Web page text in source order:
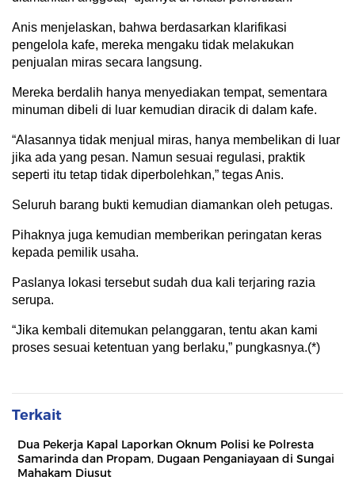
Anis menjelaskan, bahwa berdasarkan klarifikasi
pengelola kafe, mereka mengaku tidak melakukan
penjualan miras secara langsung.
Mereka berdalih hanya menyediakan tempat, sementara
minuman dibeli di luar kemudian diracik di dalam kafe.
“Alasannya tidak menjual miras, hanya membelikan di luar
jika ada yang pesan. Namun sesuai regulasi, praktik
seperti itu tetap tidak diperbolehkan,” tegas Anis.
Seluruh barang bukti kemudian diamankan oleh petugas.
Pihaknya juga kemudian memberikan peringatan keras
kepada pemilik usaha.
Paslanya lokasi tersebut sudah dua kali terjaring razia
serupa.
“Jika kembali ditemukan pelanggaran, tentu akan kami
proses sesuai ketentuan yang berlaku,” pungkasnya.(*)
Terkait
Dua Pekerja Kapal Laporkan Oknum Polisi ke Polresta
Samarinda dan Propam, Dugaan Penganiayaan di Sungai
Mahakam Diusut